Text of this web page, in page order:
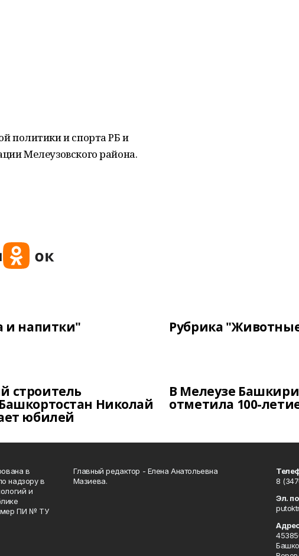
политики и спорта РБ и
Мелеузовского района.
и напитки" Рубрика
строитель
Николай
юбилей
В Мелеузе
отметила 100-
в
надзору в
и
ПИ № ТУ
Главный редактор - Елена Анатольевна
Мазиева.
8
Эл.